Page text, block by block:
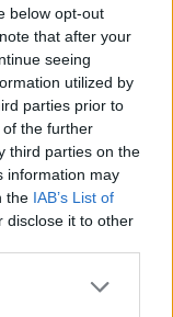
below opt-out
that after your
seeing
utilized by
parties prior to
the further
third parties on the
information may
the IAB’s List of
disclose it to other